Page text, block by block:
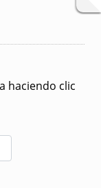
haciendo clic